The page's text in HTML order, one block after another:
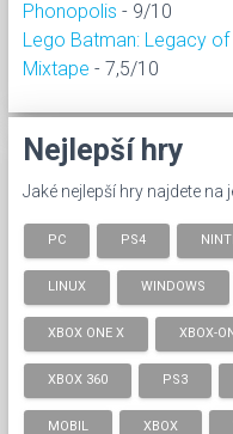
Phonopolis - 9/10
Lego Batman: Legacy of
Mixtape - 7,5/10
Nejlepší hry
Jaké nejlepší hry najdete
PC PS4
LINUX WINDOWS
XBOX ONE X XBOX-
XBOX 360 PS3
MOBIL XBOX